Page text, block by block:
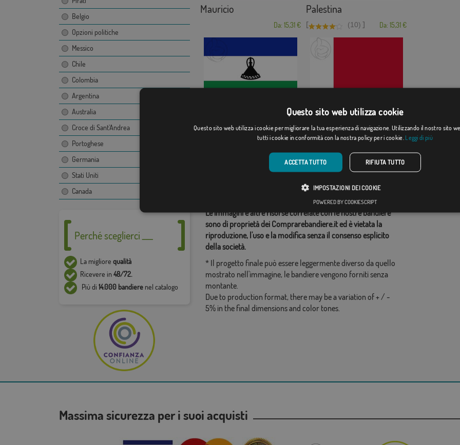
Belgio
Opzioni politiche
Messico
Chile
Colombia
Argentina
Australia
Croce di Sant'Andrea
Portoghese
Germania
Stati Uniti
Canada
Perché sceglierci ___
La migliore qualità
Ricevere in48/72.
Più di 14.000 bandierenel catalogo
Mauricio
Da: 15,31 €
Palestina
[ (10) ] Da: 15,31 €
Da: 15,31 €
Categorie correlate:
Le immagini e altre risorse correlate con le nostre bandiere
sono di proprietà dei Comprarebandiere.it ed è vietata la
riproduzione, l'uso e la modifica senza il consenso esplicito
della società.
* Il progetto finale può essere leggermente diverso da quello
mostrato nell'immagine, le bandiere vengono forniti senza
montante.
Due to production format, there may be a variation of + / -
5% in the final dimensions and color tones.
Massima sicurezza per i suoi acquisti
Questo sito web utilizza cookie
Questo sito web utilizza i cookie per migliorare la tua esperienza di navigazione. Utilizzando il nostro sito
tutti i cookie in conformità con la nostra policy per i cookie. Leggi di più
ACCETTA TUTTO RIFIUTA TUTTO
IMPOSTAZIONI DEI COOKIE
POWERED BY COOKIESCRIPT